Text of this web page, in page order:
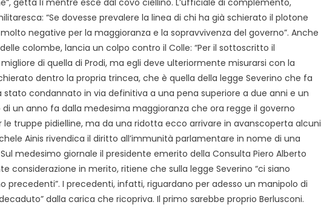
“Se dovesse prevalere la linea di chi ha già schierato il plotone
negative per la maggioranza e la sopravvivenza del governo”. Anche
colombe, lancia un colpo contro il Colle: “Per il sottoscritto il
di quella di Prodi, ma egli deve ulteriormente misurarsi con la
dentro la propria trincea, che è quella della legge Severino che fa
condannato in via definitiva a una pena superiore a due anni e un
un anno fa dalla medesima maggioranza che ora regge il governo
le truppe pidielline, ma da una ridotta ecco arrivare in avanscoperta alcuni
Ainis rivendica il diritto all’immunità parlamentare in nome di una
medesimo giornale il presidente emerito della Consulta Piero Alberto
considerazione in merito, ritiene che sulla legge Severino “ci siano
precedenti”. I precedenti, infatti, riguardano per adesso un manipolo di
dalla carica che ricopriva. Il primo sarebbe proprio Berlusconi.